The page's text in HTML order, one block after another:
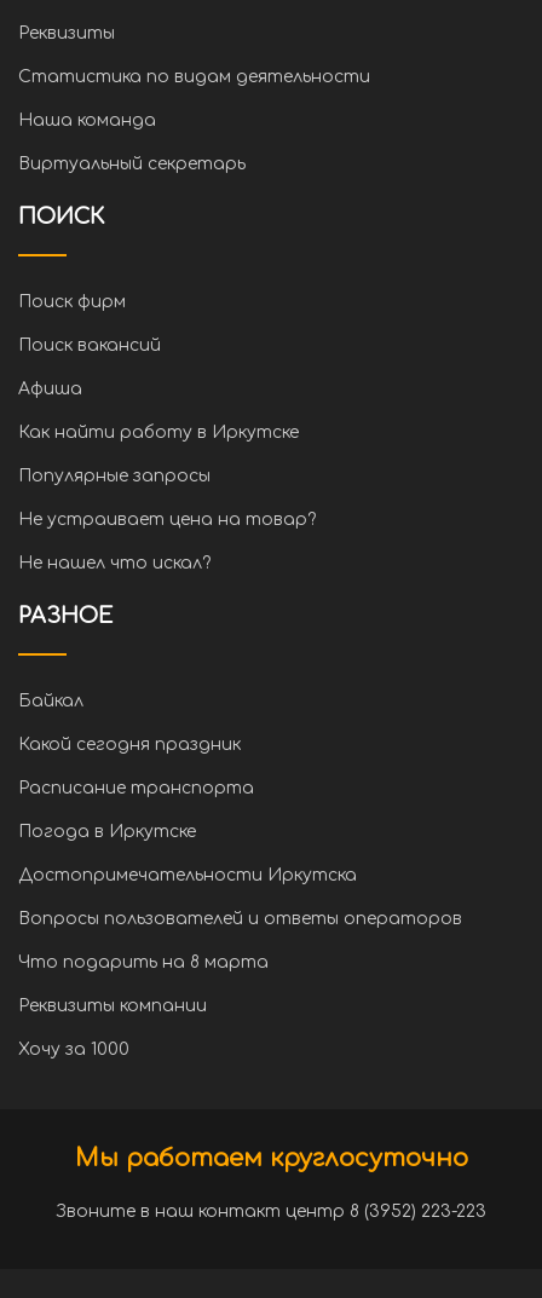
Реквизиты
Статистика по видам деятельности
Наша команда
Виртуальный секретарь
ПОИСК
Поиск фирм
Поиск вакансий
Афиша
Как найти работу в Иркутске
Популярные запросы
Не устраивает цена на товар?
Не нашел что искал?
РАЗНОЕ
Байкал
Какой сегодня праздник
Расписание транспорта
Погода в Иркутске
Достопримечательности Иркутска
Вопросы пользователей и ответы операторов
Что подарить на 8 марта
Реквизиты компании
Хочу за 1000
Мы работаем круглосуточно
Звоните в наш контакт центр 8 (3952) 223-223